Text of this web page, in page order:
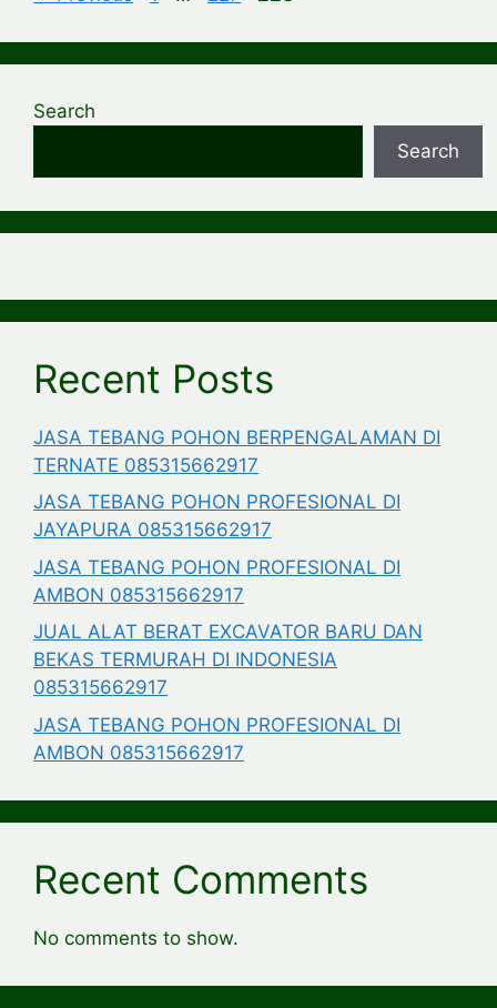
Search
Search
Recent Posts
JASA TEBANG POHON BERPENGALAMAN DI
TERNATE 085315662917
JASA TEBANG POHON PROFESIONAL DI
JAYAPURA 085315662917
JASA TEBANG POHON PROFESIONAL DI
AMBON 085315662917
JUAL ALAT BERAT EXCAVATOR BARU DAN
BEKAS TERMURAH DI INDONESIA
085315662917
JASA TEBANG POHON PROFESIONAL DI
AMBON 085315662917
Recent Comments
No comments to show.